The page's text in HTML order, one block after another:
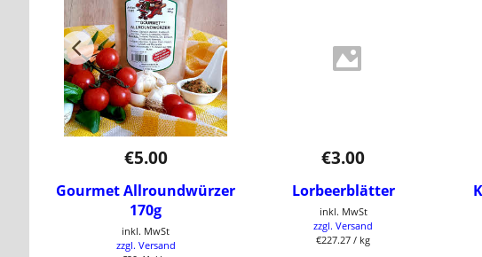
€5.00
Gourmet Allroundwürzer
170g
inkl. MwSt
zzgl. Versand
€3.00
Lorbeerblätter
inkl. MwSt
zzgl. Versand
€227.27 / kg